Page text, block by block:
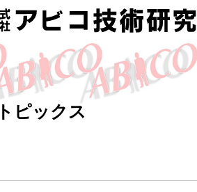
トピックス